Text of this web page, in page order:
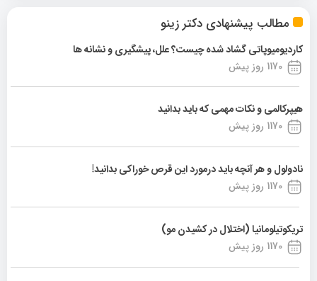
مطالب پیشنهادی دکتر زینو
کاردیومیوپاتی گشاد شده چیست؟ علل، پیشگیری و نشانه ها
1170 روز پیش
هیپرکالمی و نکات مهمی که باید بدانید
1170 روز پیش
نادولول و هر آنچه باید درمورد این قرص خوراکی بدانید!
1170 روز پیش
تریکوتیلومانیا (اختلال در کشیدن مو)
1170 روز پیش